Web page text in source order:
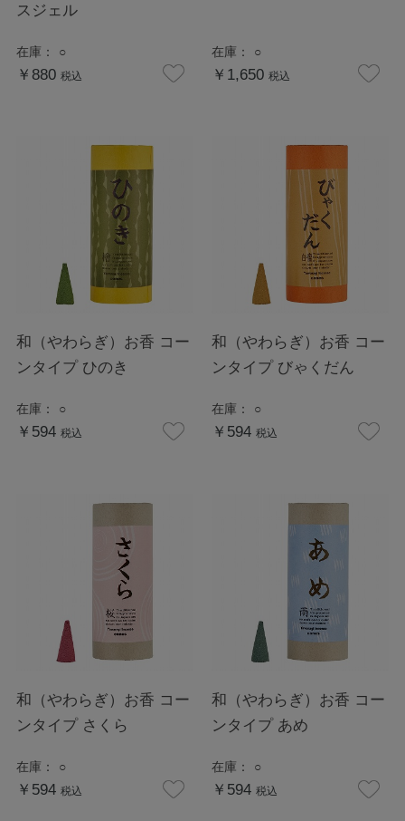
スジェル
在庫： ○
￥880 税込
在庫： ○
￥1,650 税込
和（やわらぎ）お香 コー
ンタイプ ひのき
在庫： ○
￥594 税込
和（やわらぎ）お香 コー
ンタイプ びゃくだん
在庫： ○
￥594 税込
和（やわらぎ）お香 コー
ンタイプ さくら
在庫： ○
￥594 税込
和（やわらぎ）お香 コー
ンタイプ あめ
在庫： ○
￥594 税込